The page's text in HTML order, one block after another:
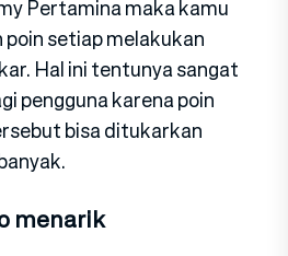
Pertamina maka kamu
setiap melakukan
Hal ini tentunya sangat
pengguna karena poin
bisa ditukarkan
menarik